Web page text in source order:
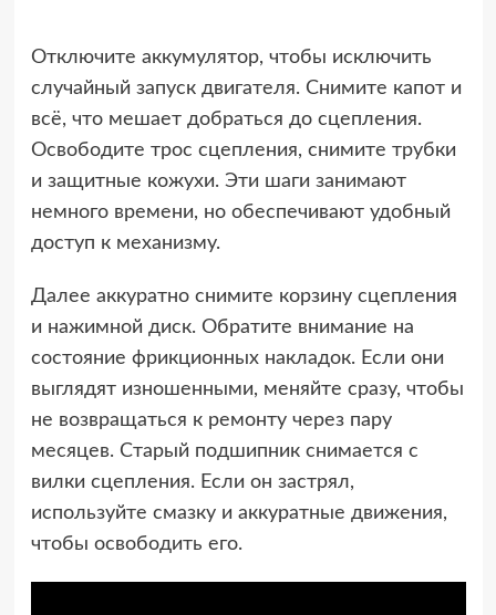
Отключите аккумулятор, чтобы исключить
случайный запуск двигателя. Снимите капот и
всё, что мешает добраться до сцепления.
Освободите трос сцепления, снимите трубки
и защитные кожухи. Эти шаги занимают
немного времени, но обеспечивают удобный
доступ к механизму.
Далее аккуратно снимите корзину сцепления
и нажимной диск. Обратите внимание на
состояние фрикционных накладок. Если они
выглядят изношенными, меняйте сразу, чтобы
не возвращаться к ремонту через пару
месяцев. Старый подшипник снимается с
вилки сцепления. Если он застрял,
используйте смазку и аккуратные движения,
чтобы освободить его.